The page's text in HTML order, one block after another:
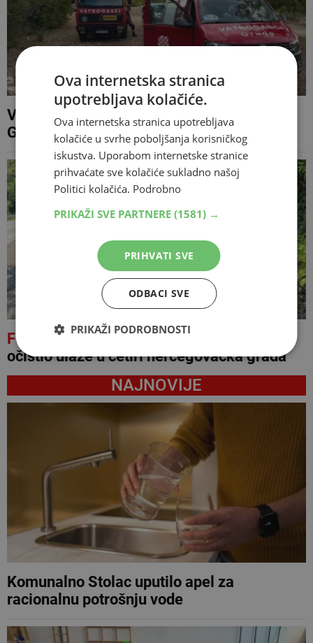
Vatrogasci stavili pod kontrolu požar kod
Gruda
FOTO
Ekološki aktivist u jednom danu
očistio ulaze u četiri hercegovačka grada
NAJNOVIJE
Komunalno Stolac uputilo apel za
racionalnu potrošnju vode
Ova internetska stranica
upotrebljava kolačiće.
Ova internetska stranica upotrebljava
kolačiće u svrhe poboljšanja korisničkog
iskustva. Uporabom internetske stranice
prihvaćate sve kolačiće sukladno našoj
Politici kolačića. Podrobno
PRIKAŽI SVE PARTNERE (1581) →
PRIHVATI SVE
ODBACI SVE
PRIKAŽI PODROBNOSTI